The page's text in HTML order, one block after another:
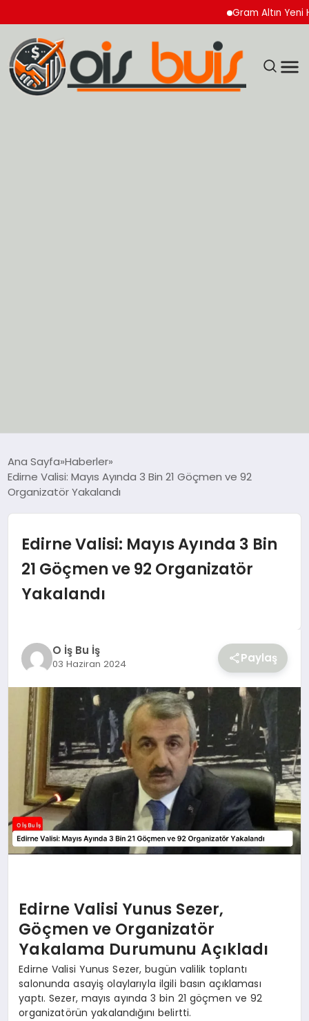
Gram Altın Yeni
EKONOMİ
SPOR
Ana Sayfa Haberler
Edirne Valisi: Mayıs Ayında 3 Bin 21 Göçmen ve 92
Organizatör Yakalandı
Edirne Valisi: Mayıs Ayında 3 Bin
21 Göçmen ve 92 Organizatör
Yakalandı
O İş Bu İş
03 Haziran 2024 Paylaş
Edirne Valisi Yunus Sezer,
Göçmen ve Organizatör
Yakalama Durumunu Açıkladı
Edirne Valisi Yunus Sezer, bugün valilik toplantı
salonunda asayiş olaylarıyla ilgili basın açıklaması
yaptı. Sezer, mayıs ayında 3 bin 21 göçmen ve 92
organizatörün yakalandığını belirtti.